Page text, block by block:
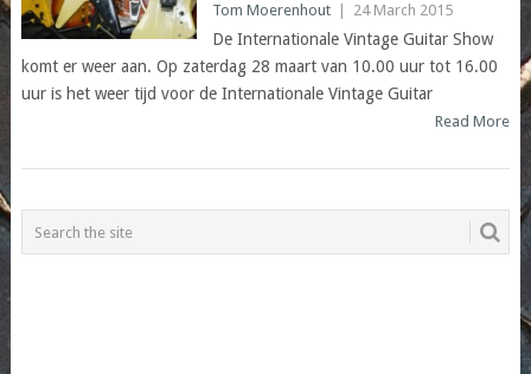
Tom Moerenhout 24 March 2015
De Internationale Vintage Guitar Show
komt er weer aan. Op zaterdag 28 maart van 10.00 uur tot 16.00
uur is het weer tijd voor de Internationale Vintage Guitar
Read More